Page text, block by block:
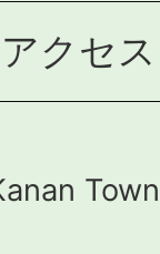
アクセス